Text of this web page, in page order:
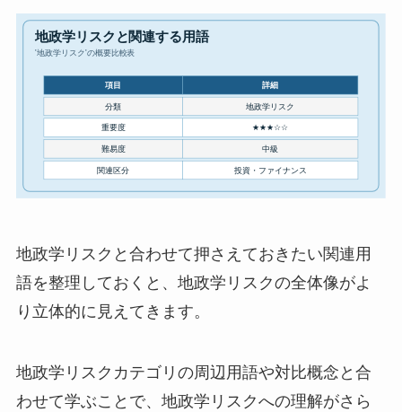
地政学リスクと合わせて押さえておきたい関連用
語を整理しておくと、地政学リスクの全体像がよ
り立体的に見えてきます。
地政学リスクカテゴリの周辺用語や対比概念と合
わせて学ぶことで、地政学リスクへの理解がさら